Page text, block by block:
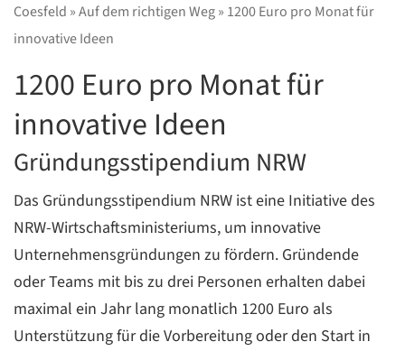
Coesfeld »Auf dem richtigen Weg» 1200 Euro pro Monat für
innovative Ideen
1200 Euro pro Monat für
innovative Ideen
Gründungsstipendium NRW
Das Gründungsstipendium NRW ist eine Initiative des
NRW-Wirtschaftsministeriums, um innovative
Unternehmensgründungen zu fördern. Gründende
oder Teams mit bis zu drei Personen erhalten dabei
maximal ein Jahr lang monatlich 1200 Euro als
Unterstützung für die Vorbereitung oder den Start in